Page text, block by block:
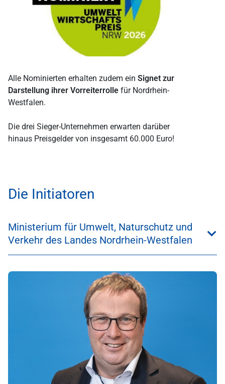
Alle Nominierten erhalten zudem ein Signet zur
Darstellung ihrer Vorreiterrolle für Nordrhein-
Westfalen.
Die drei Sieger-Unternehmen erwarten darüber
hinaus Preisgelder von insgesamt 60.000 Euro!
Die Initiatoren
Ministerium für Umwelt, Naturschutz und
Verkehr des Landes Nordrhein-Westfalen